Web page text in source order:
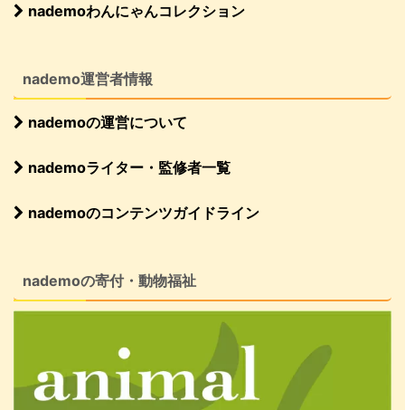
nademoわんにゃんコレクション
nademo運営者情報
nademoの運営について
nademoライター・監修者一覧
nademoのコンテンツガイドライン
nademoの寄付・動物福祉